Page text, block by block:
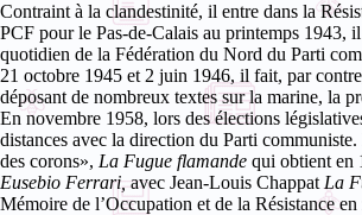
Contraint à la clandestinité, il entre dans la
PCF pour le Pas-de-Calais au printemps 1943,
quotidien de la Fédération du Nord du Parti
21 octobre 1945 et 2 juin 1946, il fait, par
déposant de nombreux textes sur la marine, la
En novembre 1958, lors des élections
distances avec la direction du Parti
des corons», La Fugue flamande qui obtient en
Eusebio Ferrari, avec Jean-Louis Chappat La
Mémoire de l’Occupation et de la Résistance